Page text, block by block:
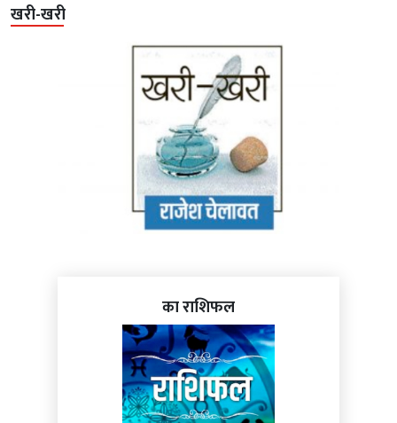
खरी-खरी
का राशिफल